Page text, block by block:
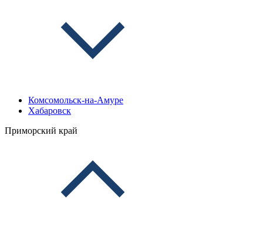
Комсомольск-на-Амуре
Хабаровск
Приморский край